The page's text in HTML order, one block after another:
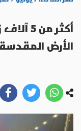
أكثر
الأرض